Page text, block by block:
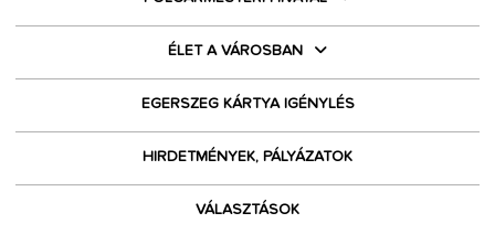
ÉLET A VÁROSBAN
EGERSZEG KÁRTYA IGÉNYLÉS
HIRDETMÉNYEK, PÁLYÁZATOK
VÁLASZTÁSOK